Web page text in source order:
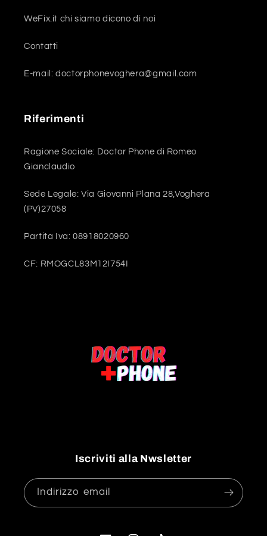
WeFix.it chi siamo dicono di noi
Contatti
E-mail: doctorphonevoghera@gmail.com
Riferimenti
Ragione Sociale: Doctor Phone di Romeo
Gianclaudio
Sede Legale: Via Giovanni Plana 28,Voghera
(PV)27058
Partita Iva: 08918020960
CF: RMOGCL83M12I754I
Iscriviti alla Nwsletter
Indirizzo email